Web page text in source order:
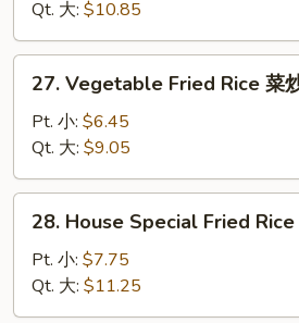
Rice
牛
炒
Qt. 大: $10.85
Vegetable
Fried
Rice
菜
炒
27. Vegetable Fried Rice 菜
Pt. 小: $6.45
Qt. 大: $9.05
House
Special
Fried
Rice
28. House Special Fried Rice
Pt. 小: $7.75
Qt. 大: $11.25